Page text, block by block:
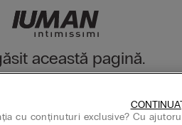
această pagină.
cu conținuturi exclusive? Cu